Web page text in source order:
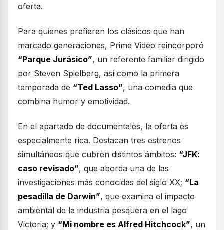
oferta.
Para quienes prefieren los clásicos que han
marcado generaciones, Prime Video reincorporó
“Parque Jurásico”, un referente familiar dirigido
por Steven Spielberg, así como la primera
temporada de “Ted Lasso”, una comedia que
combina humor y emotividad.
En el apartado de documentales, la oferta es
especialmente rica. Destacan tres estrenos
simultáneos que cubren distintos ámbitos: “JFK:
caso revisado”, que aborda una de las
investigaciones más conocidas del siglo XX; “La
pesadilla de Darwin”, que examina el impacto
ambiental de la industria pesquera en el lago
Victoria; y “Mi nombre es Alfred Hitchcock”, un